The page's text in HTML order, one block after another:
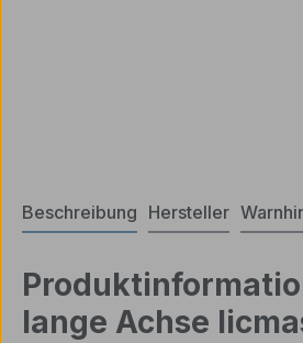
Beschreibung Hersteller
lange Achse